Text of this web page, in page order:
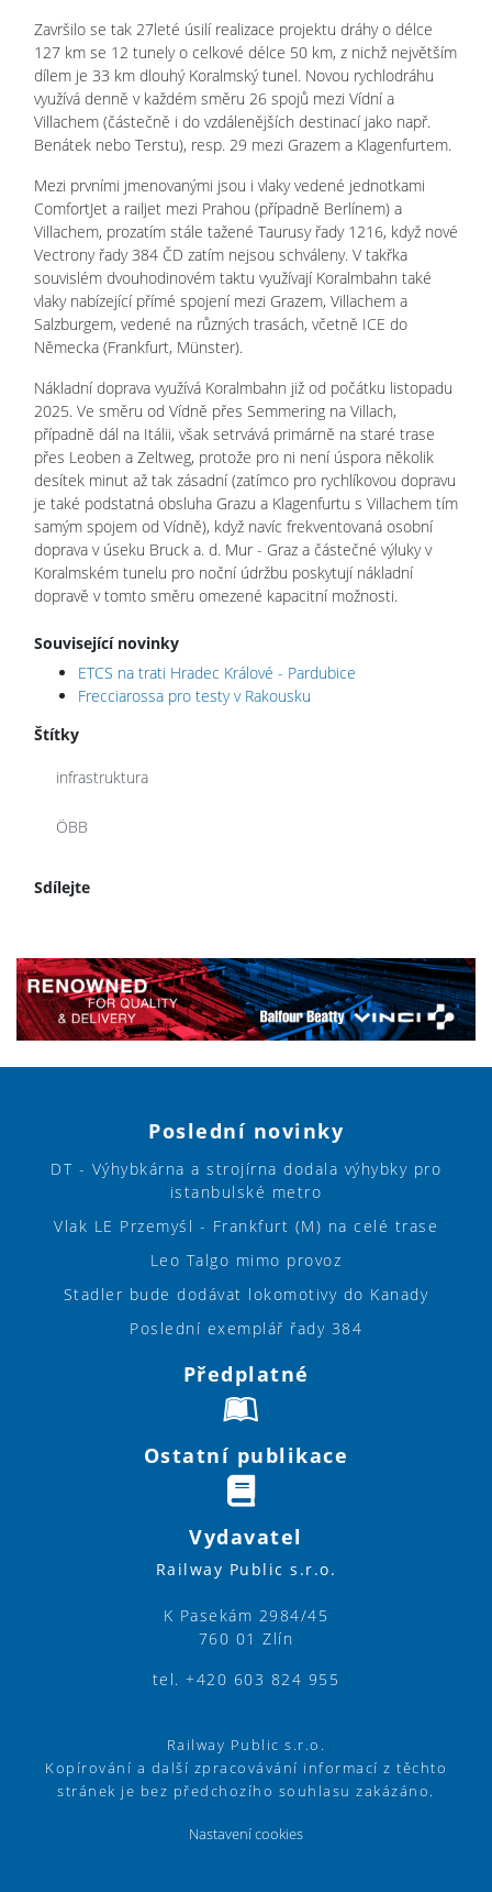
Završilo se tak 27leté úsilí realizace projektu dráhy o délce
127 km se 12 tunely o celkové délce 50 km, z nichž největším
dílem je 33 km dlouhý Koralmský tunel. Novou rychlodráhu
využívá denně v každém směru 26 spojů mezi Vídní a
Villachem (částečně i do vzdálenějších destinací jako např.
Benátek nebo Terstu), resp. 29 mezi Grazem a Klagenfurtem.
Mezi prvními jmenovanými jsou i vlaky vedené jednotkami
ComfortJet a railjet mezi Prahou (případně Berlínem) a
Villachem, prozatím stále tažené Taurusy řady 1216, když nové
Vectrony řady 384 ČD zatím nejsou schváleny. V takřka
souvislém dvouhodinovém taktu využívají Koralmbahn také
vlaky nabízející přímé spojení mezi Grazem, Villachem a
Salzburgem, vedené na různých trasách, včetně ICE do
Německa (Frankfurt, Münster).
Nákladní doprava využívá Koralmbahn již od počátku listopadu
2025. Ve směru od Vídně přes Semmering na Villach,
případně dál na Itálii, však setrvává primárně na staré trase
přes Leoben a Zeltweg, protože pro ni není úspora několik
desítek minut až tak zásadní (zatímco pro rychlíkovou dopravu
je také podstatná obsluha Grazu a Klagenfurtu s Villachem tím
samým spojem od Vídně), když navíc frekventovaná osobní
doprava v úseku Bruck a. d. Mur - Graz a částečné výluky v
Koralmském tunelu pro noční údržbu poskytují nákladní
dopravě v tomto směru omezené kapacitní možnosti.
Související novinky
ETCS na trati Hradec Králové - Pardubice
Frecciarossa pro testy v Rakousku
Štítky
infrastruktura
ÖBB
Sdílejte
Poslední novinky
DT - Výhybkárna a strojírna dodala výhybky pro
istanbulské metro
Vlak LE Przemyśl - Frankfurt (M) na celé trase
Leo Talgo mimo provoz
Stadler bude dodávat lokomotivy do Kanady
Poslední exemplář řady 384
Předplatné
Ostatní publikace
Vydavatel
Railway Public s.r.o.
K Pasekám 2984/45
760 01 Zlín
tel. +420 603 824 955
Railway Public s.r.o.
Kopírování a další zpracovávání informací z těchto
stránek je bez předchozího souhlasu zakázáno.
Nastavení cookies